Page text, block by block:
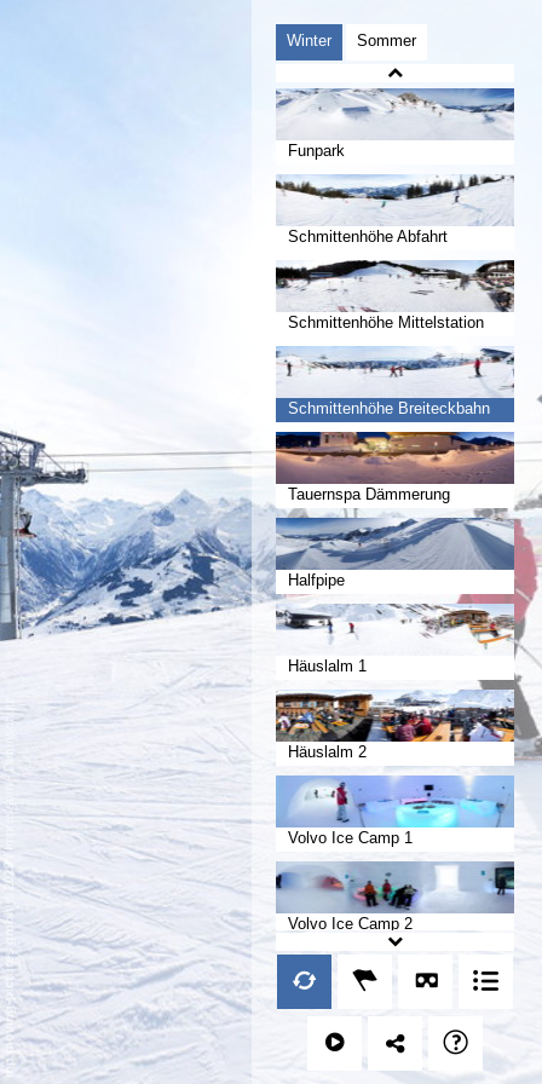
Winter Sommer
Funpark
Schmittenhöhe Abfahrt
Schmittenhöhe Mittelstation
Schmittenhöhe Breiteckbahn
Tauernspa Dämmerung
Halfpipe
Häuslalm 1
Häuslalm 2
Volvo Ice Camp 1
Volvo Ice Camp 2
Bundesländersäulen
mp moving-pictures gmbh © 2019
/
Impressum
-
Datenschutz